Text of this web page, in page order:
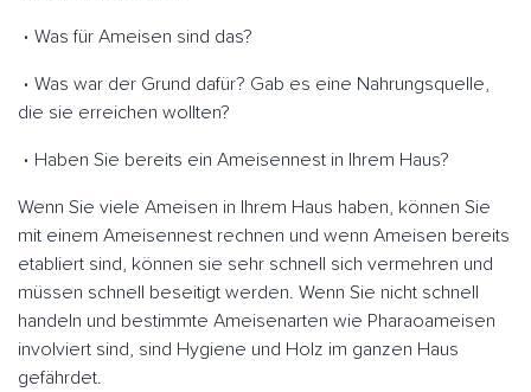
Was für Ameisen sind das?
Was war der Grund dafür? Gab es eine Nahrungsquelle,
die sie erreichen wollten?
Haben Sie bereits ein Ameisennest in Ihrem Haus?
Wenn Sie viele Ameisen in Ihrem Haus haben, können Sie
mit einem Ameisennest rechnen und wenn Ameisen bereits
etabliert sind, können sie sehr schnell sich vermehren und
müssen schnell beseitigt werden. Wenn Sie nicht schnell
handeln und bestimmte Ameisenarten wie Pharaoameisen
involviert sind, sind Hygiene und Holz im ganzen Haus
gefährdet.